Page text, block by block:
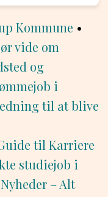
Kommune •
vide om
og
i
til at blive
til Karriere
studiejob i
– Alt